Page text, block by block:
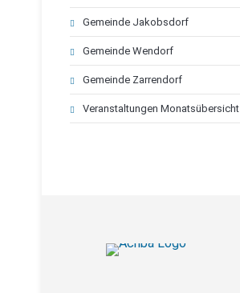
Gemeinde Jakobsdorf
Gemeinde Wendorf
Gemeinde Zarrendorf
Veranstaltungen Monatsübersicht